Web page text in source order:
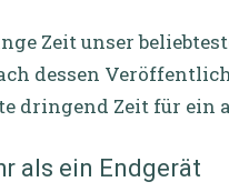
Zeit unser
dessen
dringend Zeit für ein
als ein Endgerät